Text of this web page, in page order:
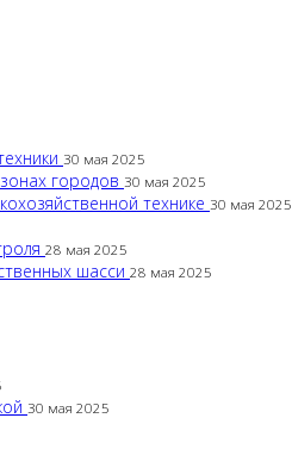
30 мая 2025
городов 30 мая 2025
технике 30 мая 2025
28 мая 2025
шасси 28 мая 2025
30 мая 2025